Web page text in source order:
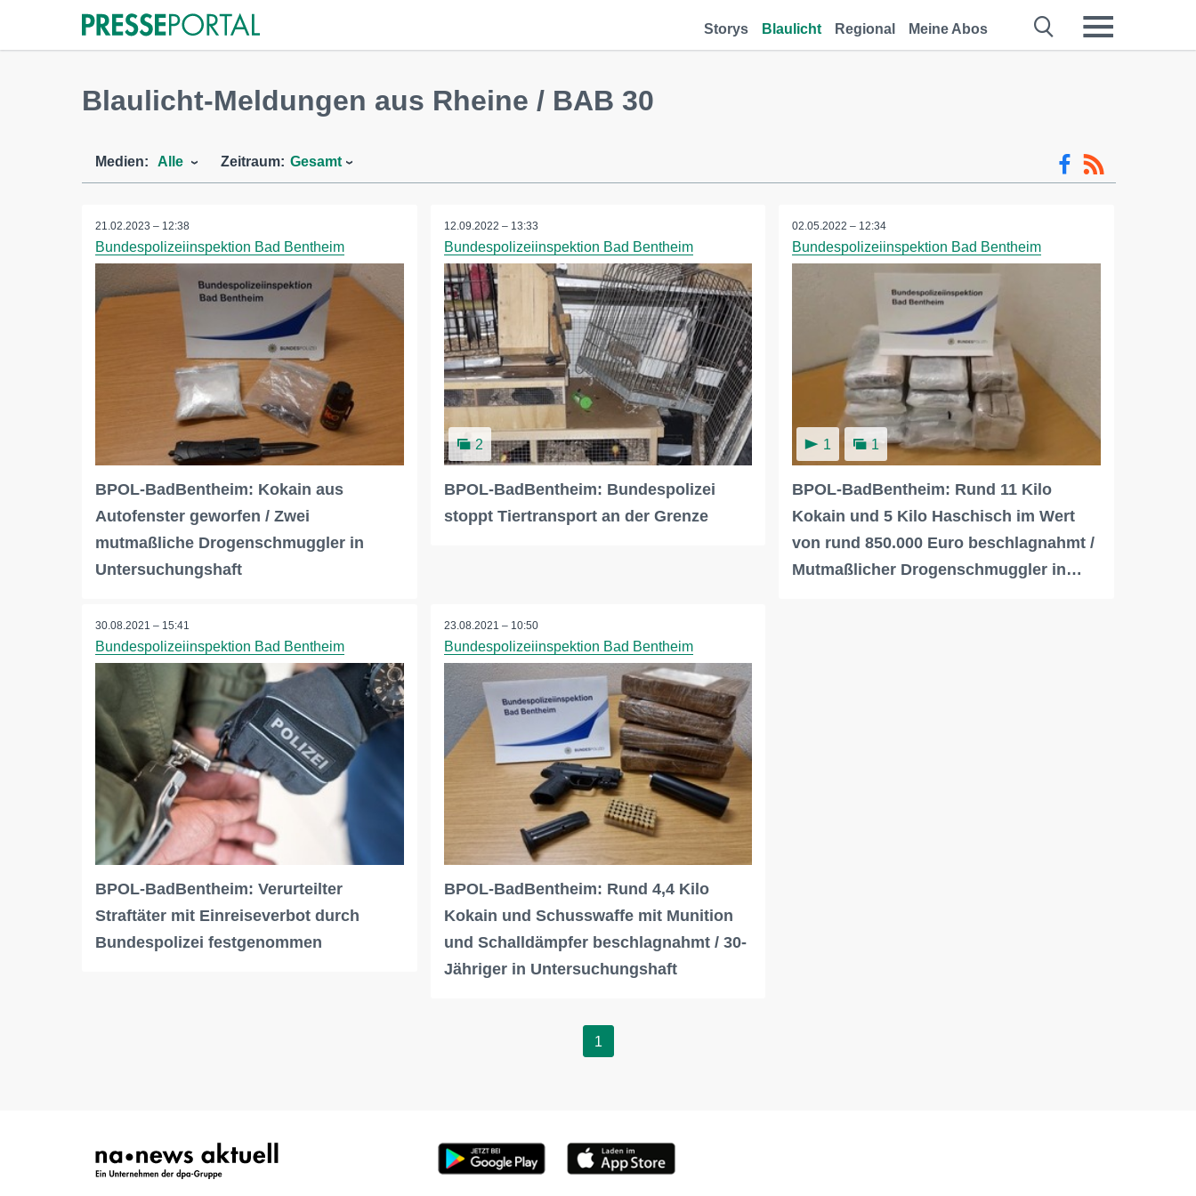
Storys Blaulicht Regional Meine Abos
Blaulicht-Meldungen aus Rheine / BAB 30
Medien: Alle Zeitraum: Gesamt
21.02.2023 – 12:38
Bundespolizeiinspektion Bad Bentheim
BPOL-BadBentheim: Kokain aus
Autofenster geworfen / Zwei
mutmaßliche Drogenschmuggler in
Untersuchungshaft
12.09.2022 – 13:33
Bundespolizeiinspektion Bad Bentheim
2
BPOL-BadBentheim: Bundespolizei
stoppt Tiertransport an der Grenze
02.05.2022 – 12:34
Bundespolizeiinspektion Bad Bentheim
1 1
BPOL-BadBentheim: Rund 11 Kilo
Kokain und 5 Kilo Haschisch im Wert
von rund 850.000 Euro beschlagnahmt /
Mutmaßlicher Drogenschmuggler in…
30.08.2021 – 15:41
Bundespolizeiinspektion Bad Bentheim
BPOL-BadBentheim: Verurteilter
Straftäter mit Einreiseverbot durch
Bundespolizei festgenommen
23.08.2021 – 10:50
Bundespolizeiinspektion Bad Bentheim
BPOL-BadBentheim: Rund 4,4 Kilo
Kokain und Schusswaffe mit Munition
und Schalldämpfer beschlagnahmt / 30-
Jähriger in Untersuchungshaft
1